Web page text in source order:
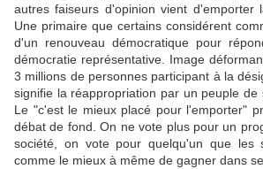
autres faiseurs d'opinion vient d'emporter
Une primaire que certains considérent
d'un renouveau démocratique pour
démocratie représentative. Image
3 millions de personnes participant à la
signifie la réappropriation par un peuple de
Le "c'est le mieux placé pour l'emporter"
débat de fond. On ne vote plus pour un
société, on vote pour quelqu'un que les
comme le mieux à même de gagner dans